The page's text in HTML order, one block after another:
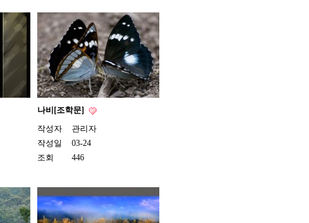
나비[조학문]
작성자
관리자
작성일
03-24
조회
446